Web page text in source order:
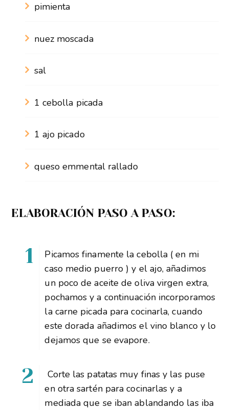
pimienta
nuez moscada
sal
1 cebolla picada
1 ajo picado
queso emmental rallado
ELABORACIÓN PASO A PASO:
Picamos finamente la cebolla ( en mi
caso medio puerro ) y el ajo, añadimos
un poco de aceite de oliva virgen extra,
pochamos y a continuación incorporamos
la carne picada para cocinarla, cuando
este dorada añadimos el vino blanco y lo
dejamos que se evapore.
Corte las patatas muy finas y las puse
en otra sartén para cocinarlas y a
mediada que se iban ablandando las iba